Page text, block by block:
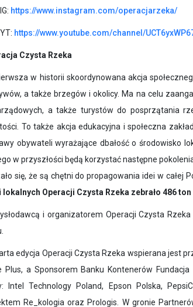
IG: https://www.instagram.com/operacjarzeka/
YT: https://www.youtube.com/channel/
Czysta Rzeka
w historii skoordynowana akcja
a także brzegów i okolicy. Ma na celu
a także turystów do posprzątania
To także akcja edukacyjna i społeczna
obywateli wyrażające dbałość o środowisko
w przyszłości będą korzystać następne
się, że są chętni do propagowania idei w całej
lokalnych Operacji Czysta Rzeka zebrało 486
i organizatorem Operacji Czysta
edycja Operacji Czysta Rzeka wspierana jest
Plus, a Sponsorem Banku Kontenerów
Intel Technology Poland, Epson Polska,
Re_kologia oraz Prologis. W gronie